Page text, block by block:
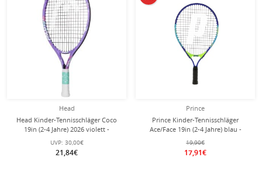
Head
Head Kinder-Tennisschläger Coco
19in (2-4 Jahre) 2026 violett -
besaitet -
UVP: 30,00€
21,84€
Prince
Prince Kinder-Tennisschläger
Ace/Face 19in (2-4 Jahre) blau -
besaitet -
19,90€
17,91€